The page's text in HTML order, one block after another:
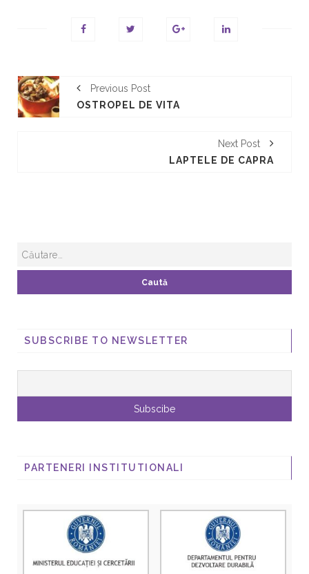
Previous Post
OSTROPEL DE VITA
Next Post
LAPTELE DE CAPRA
SUBSCRIBE TO NEWSLETTER
PARTENERI INSTITUTIONALI